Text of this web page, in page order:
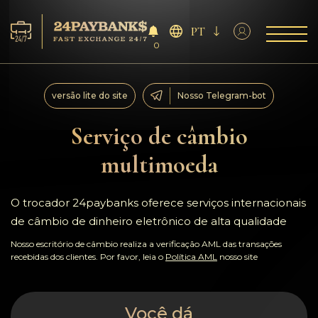
Serviço
Reservas
Parceiros
Comentários
Regras
0
PT
Serviço de câmbio
multimoeda
versão lite do site Nosso Telegram-bot
O trocador 24paybanks oferece serviços internacionais
de câmbio de dinheiro eletrônico de alta qualidade
Nosso escritório de câmbio realiza a verificação AML das transações
recebidas dos clientes. Por favor, leia o Política AML nosso site
Você dá